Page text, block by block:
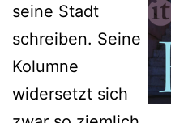
seine Stadt
schreiben. Seine
Kolumne
widersetzt sich